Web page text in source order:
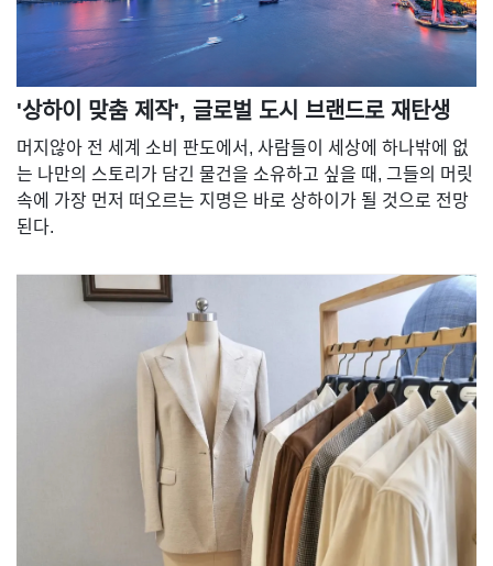
'상하이 맞춤 제작', 글로벌 도시 브랜드로 재탄생
머지않아 전 세계 소비 판도에서, 사람들이 세상에 하나밖에 없
는 나만의 스토리가 담긴 물건을 소유하고 싶을 때, 그들의 머릿
속에 가장 먼저 떠오르는 지명은 바로 상하이가 될 것으로 전망
된다.